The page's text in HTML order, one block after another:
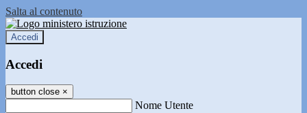
Salta al contenuto
Accedi
Accedi
button close ×
Nome Utente